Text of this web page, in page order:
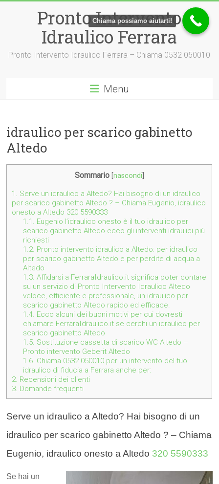
Pronto Intervento
Idraulico Ferrara
Pronto Intervento Idraulico Ferrara – Chiama 0532 050010
Menu
idraulico per scarico gabinetto
Altedo
Sommario nascondi
1. Serve un idraulico a Altedo? Hai bisogno di un idraulico
per scarico gabinetto Altedo ? – Chiama Eugenio, idraulico
onesto a Altedo 320 5590333
1.1. Eugenio l’idraulico onesto è il tuo idraulico per
scarico gabinetto Altedo ecco gli interventi idraulici più
richiesti
1.2. Pronto intervento idraulico a Altedo: per idraulico
per scarico gabinetto Altedo e per perdite di acqua a
Altedo
1.3. Affidarsi a FerraraIdraulico.it significa poter contare
su un servizio di Pronto Intervento Idraulico Altedo
veloce, efficiente e professionale, un idraulico per
scarico gabinetto Altedo rapido ed efficace.
1.4. Ecco alcuni dei buoni motivi per cui dovresti
chiamare FerraraIdraulico.it se cerchi un idraulico per
scarico gabinetto Altedo
1.5. Sostituzione cassetta di scarico WC Altedo –
Pronto intervento Geberit Altedo
1.6. Chiama 0532 050010 per un intervento del tuo
idraulico di fiducia a Ferrara anche per:
2. Recensioni dei clienti
3. Domande frequenti
Serve un idraulico a Altedo? Hai bisogno di un
idraulico per scarico gabinetto Altedo ? – Chiama
Eugenio, idraulico onesto a Altedo 320 5590333
Se hai un
Chiama possiamo aiutarti!